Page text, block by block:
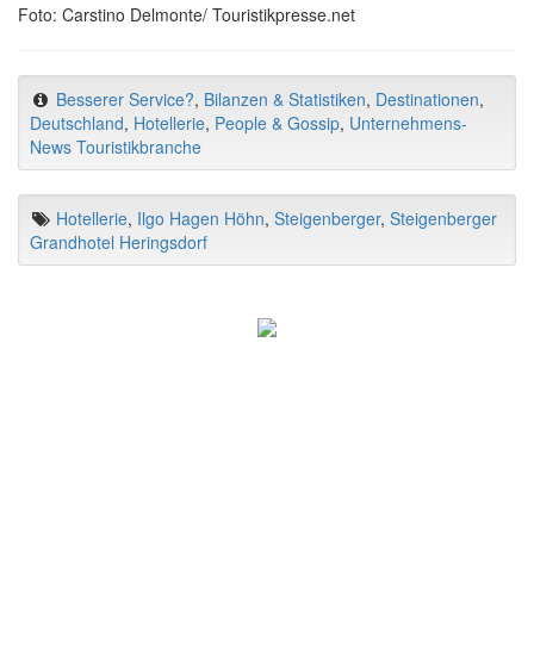
Foto: Carstino Delmonte/ Touristikpresse.net
Besserer Service?, Bilanzen & Statistiken, Destinationen,
Deutschland, Hotellerie, People & Gossip, Unternehmens-
News Touristikbranche
Hotellerie, Ilgo Hagen Höhn, Steigenberger, Steigenberger
Grandhotel Heringsdorf